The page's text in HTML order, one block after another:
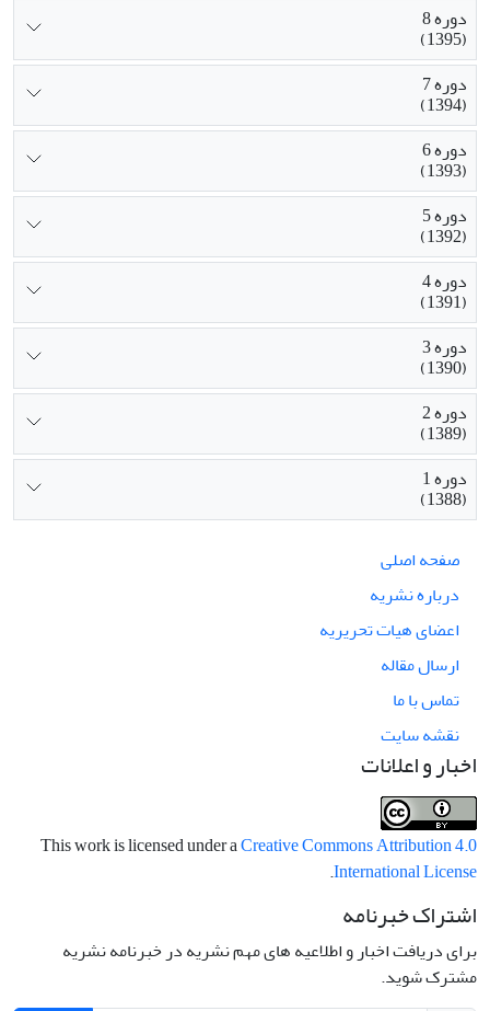
دوره 8
(1395)
دوره 7
(1394)
دوره 6
(1393)
دوره 5
(1392)
دوره 4
(1391)
دوره 3
(1390)
دوره 2
(1389)
دوره 1
(1388)
صفحه اصلی
درباره نشریه
اعضای هیات تحریریه
ارسال مقاله
تماس با ما
نقشه سایت
اخبار و اعلانات
This work is licensed under aCreative Commons Attribution 4.0
International License
.
اشتراک خبرنامه
برای دریافت اخبار و اطلاعیه های مهم نشریه در خبرنامه نشریه
مشترک شوید.